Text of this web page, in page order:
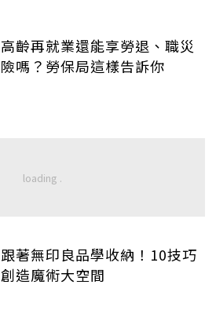
高齡再就業還能享勞退、職災
險嗎？勞保局這樣告訴你
跟著無印良品學收納！10技巧
創造魔術大空間